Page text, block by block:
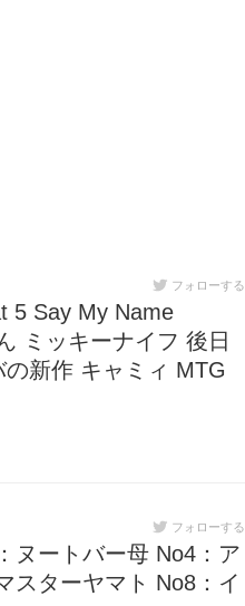
フォローする
5 Say My Name
ミッキーナイフ 後日
新作 キャミィ MTG
フォローする
ヌートバー母 No4：ア
スターヤマト No8：イ